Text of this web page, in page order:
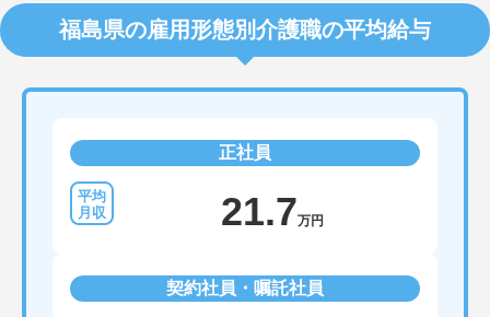
福島県の雇用形態別介護職の平均給与
正社員
21.7万円
契約社員・嘱託社員